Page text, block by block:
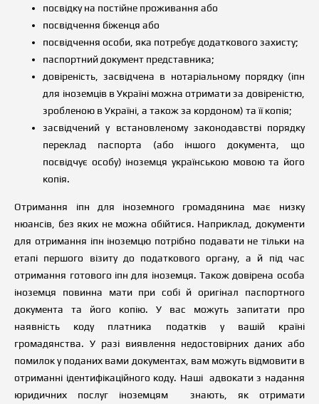
посвідку на постійне проживання або
посвідчення біженця або
посвідчення особи, яка потребує додаткового захисту;
паспортний документ представника;
довіреність, засвідчена в нотаріальному порядку (іпн
для іноземців в Україні можна отримати за довіреністю,
зробленою в Україні, а також за кордоном) та її копія;
засвідчений у встановленому законодавстві порядку
переклад паспорта (або іншого документа, що
посвідчує особу) іноземця українською мовою та його
копія.
Отримання іпн для іноземного громадянина має низку
нюансів, без яких не можна обійтися. Наприклад, документи
для отримання іпн іноземцю потрібно подавати не тільки на
етапі першого візиту до податкового органу, а й під час
отримання готового іпн для іноземця. Також довірена особа
іноземця повинна мати при собі й оригінал паспортного
документа та його копію. У вас можуть запитати про
наявність коду платника податків у вашій країні
громадянства. У разі виявлення недостовірних даних або
помилок у поданих вами документах, вам можуть відмовити в
отриманні ідентифікаційного коду. Наші адвокати з надання
юридичних послуг іноземцям знають, як отримати